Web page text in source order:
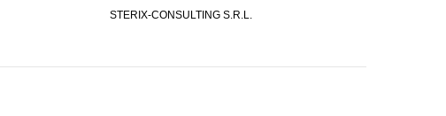
STERIX-CONSULTING S.R.L.